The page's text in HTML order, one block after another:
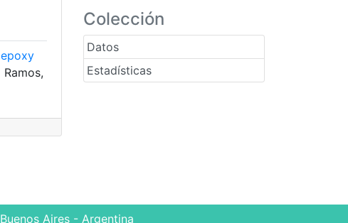
Colección
Datos
Estadísticas
Aires - Argentina